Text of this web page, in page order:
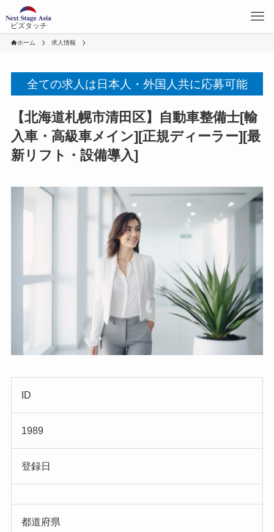
ビズタッチ
ホーム 求人情報
全ての求人は日本人・外国人共に応募可能
【北海道札幌市清田区】自動車整備士[輸
入車・高級車メイン][正規ディーラー][最
新リフト・設備導入]
ID
1989
登録日
都道府県